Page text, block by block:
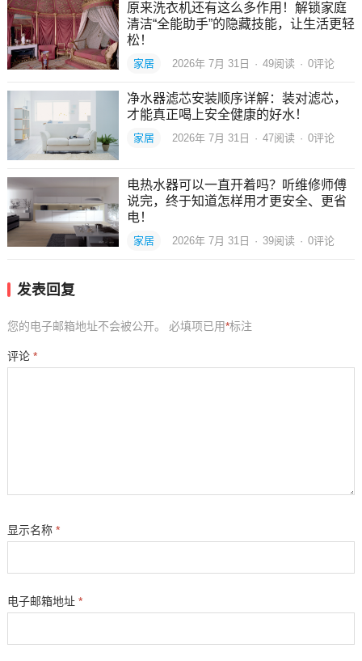
原来洗衣机还有这么多作用！解锁家庭
清洁“全能助手”的隐藏技能，让生活更轻
松！
家居 2026年 7月 31日 · 49阅读 · 0评论
净水器滤芯安装顺序详解：装对滤芯，
才能真正喝上安全健康的好水！
家居 2026年 7月 31日 · 47阅读 · 0评论
电热水器可以一直开着吗？听维修师傅
说完，终于知道怎样用才更安全、更省
电！
家居 2026年 7月 31日 · 39阅读 · 0评论
发表回复
您的电子邮箱地址不会被公开。 必填项已用*标注
评论 *
显示名称 *
电子邮箱地址 *